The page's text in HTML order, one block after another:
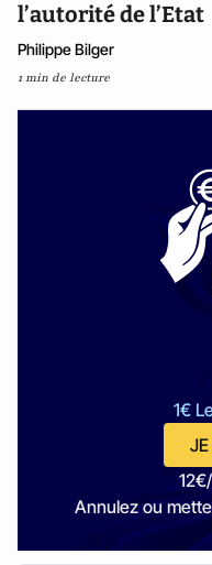
l’autorité de l’Etat
Philippe Bilger
1 min de lecture
1€
Annulez ou